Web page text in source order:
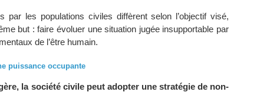
par les populations civiles diffèrent selon l’objectif visé,
but : faire évoluer une situation jugée insupportable par
de l’être humain.
puissance occupante
la société civile peut adopter une stratégie de non-